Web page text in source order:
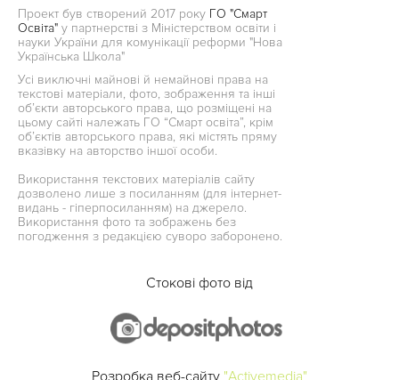
Проект був створений 2017 року ГО "Смарт
Освіта" у партнерстві з Міністерством освіти і
науки України для комунікації реформи "Нова
Українська Школа"
Усі виключні майнові й немайнові права на
текстові матеріали, фото, зображення та інші
об’єкти авторського права, що розміщені на
цьому сайті належать ГО “Смарт освіта”, крім
об’єктів авторського права, які містять пряму
вказівку на авторство іншої особи.
Використання текстових матеріалів сайту
дозволено лише з посиланням (для інтернет-
видань - гіперпосиланням) на джерело.
Використання фото та зображень без
погодження з редакцією суворо заборонено.
Стокові фото від
Розробка веб-сайту "Activemedia"